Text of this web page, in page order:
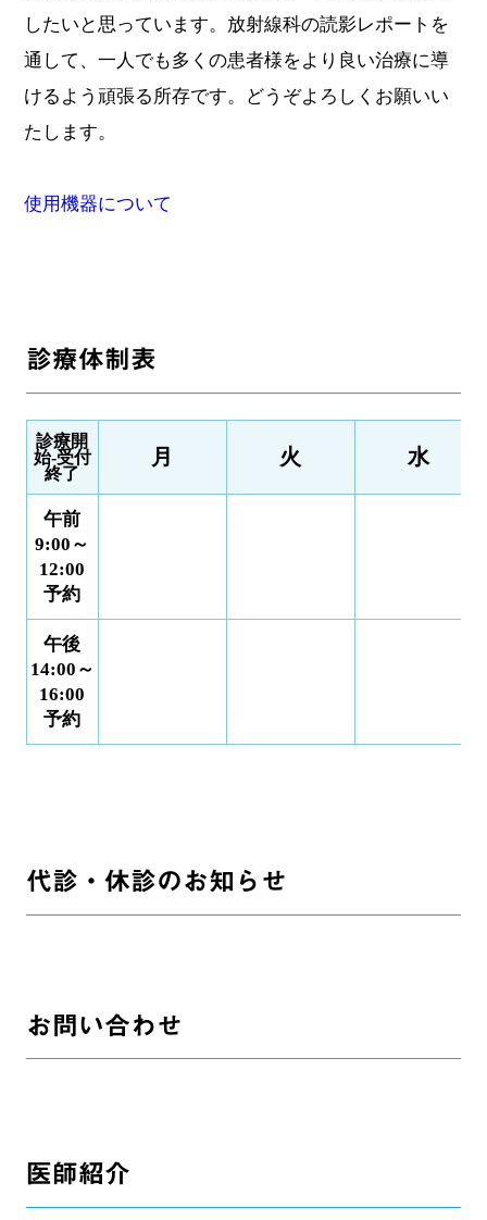
したいと思っています。放射線科の読影レポートを
通して、一人でも多くの患者様をより良い治療に導
けるよう頑張る所存です。どうぞよろしくお願いい
たします。
使用機器について
診療体制表
診療開
始-受付
終了
月 火 水
午前
9:00～
12:00
予約
午後
14:00～
16:00
予約
代診・休診のお知らせ
お問い合わせ
医師紹介